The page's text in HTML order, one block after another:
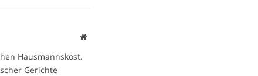
Website
Hausmannskost.
Gerichte